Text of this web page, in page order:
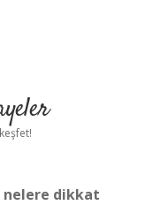
nelere dikkat